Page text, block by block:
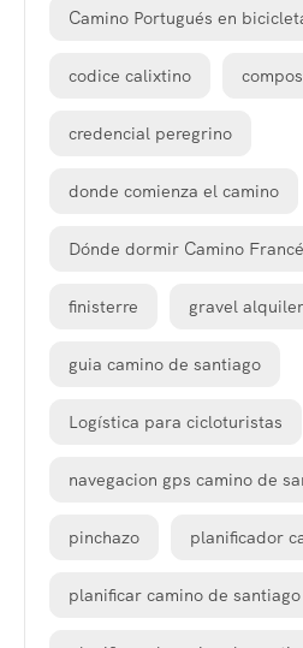
Camino Portugués en
codice calixtino
credencial peregrino
donde comienza el camino
Dónde dormir Camino
finisterre gravel alquiler
guia camino de santiago
Logística para cicloturistas
navegacion gps camino de
pinchazo planificador
planificar camino de santiago